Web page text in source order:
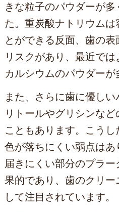
きな粒子のパウダーが
た。重炭酸ナトリウムは
とができる反面、歯の
リスクがあり、最近で
カルシウムのパウダーが
また、さらに歯に優し
リトールやグリシンな
こともあります。こう
色が落ちにくい弱点は
届きにくい部分のプラ
果的であり、歯のクリー
して注目されています。